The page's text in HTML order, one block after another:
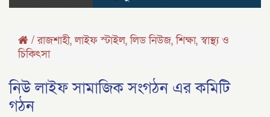
/রাজশাহী,লাইফ স্টাইল,লিড নিউজ,শিক্ষা,স্বাস্থ্য ও
চিকিৎসা
নিউ লাইফ সামাজিক সংগঠন এর কমিটি
গঠন